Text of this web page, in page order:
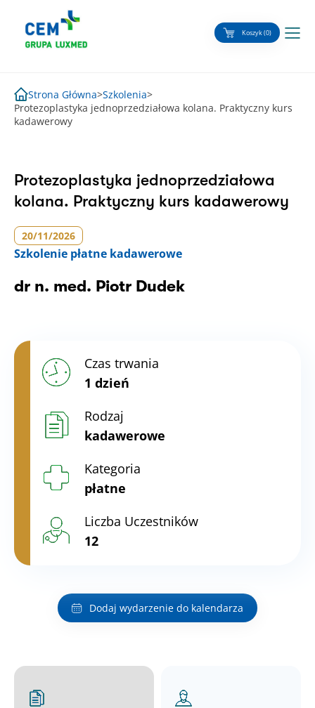
content
Koszyk (0)
Strona Główna>Szkolenia>
Protezoplastyka jednoprzedziałowa kolana. Praktyczny kurs
kadawerowy
Protezoplastyka jednoprzedziałowa
kolana. Praktyczny kurs kadawerowy
20/11/2026
Szkolenie płatne kadawerowe
dr n. med. Piotr Dudek
Czas trwania
1 dzień
Rodzaj
kadawerowe
Kategoria
płatne
Liczba Uczestników
12
Dodaj wydarzenie do kalendarza